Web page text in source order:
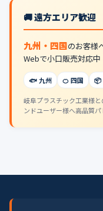
🚚 遠方エリア歓迎
九州・四国のお客様
Webで小口販売対応中
🐟 九州 🍊 四国 📦
岐阜プラスチック工業様
ンドユーザー様へ高品質パ